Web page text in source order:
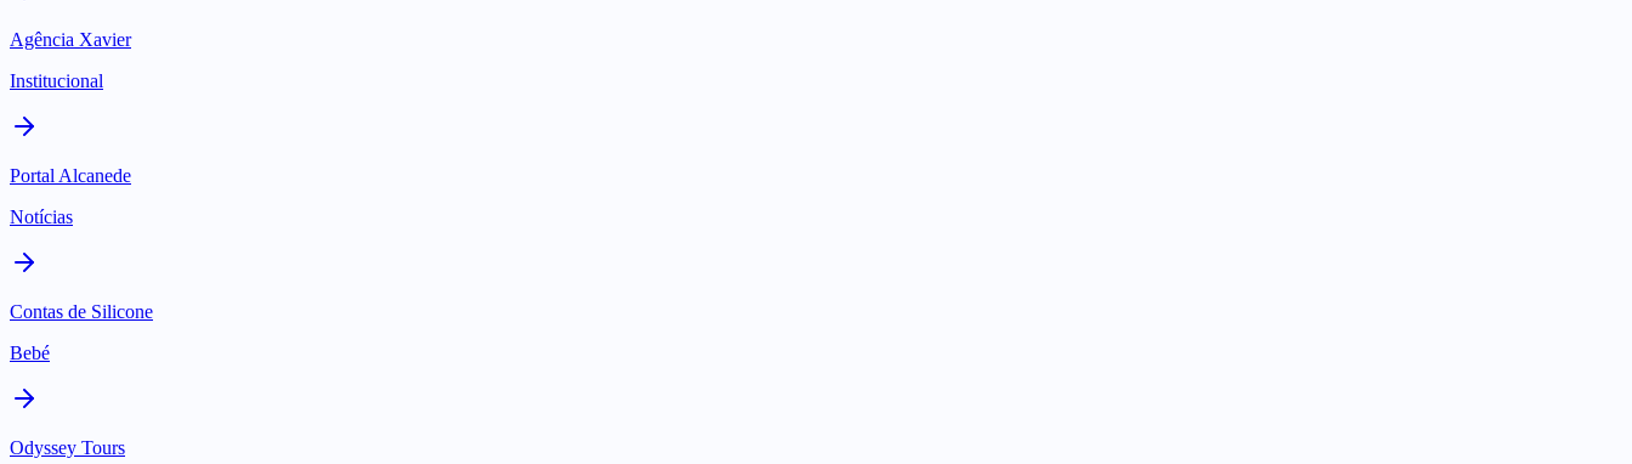
Agência Xavier
Institucional
Portal Alcanede
Notícias
Contas de Silicone
Bebé
Odyssey Tours